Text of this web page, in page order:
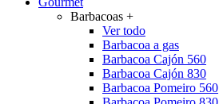
Barbacoas +
Ver todo
Barbacoa a gas
Barbacoa Cajón 560
Barbacoa Cajón 830
Barbacoa Pomeiro 560